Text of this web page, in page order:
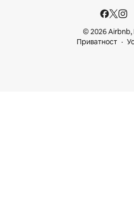
© 2026 Airbnb,
Приватност